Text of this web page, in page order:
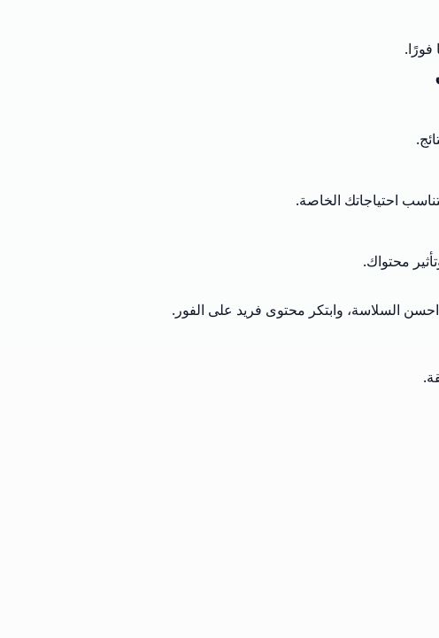
فورًا.
احتياجاتك الخاصة.
محتواك.
احسن السلاسة، وابتكر محتوى فريد على الفور.